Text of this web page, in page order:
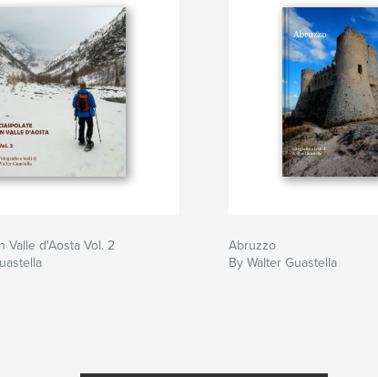
Valle d'Aosta Vol. 2
Abruzzo
By Walter Guastella